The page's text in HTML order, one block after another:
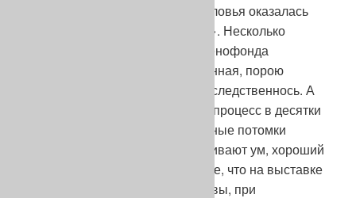
чтобы значительная часть поголовья оказалась
породненной на такую «звезду». Несколько
подобных «реверансов» и из генофонда
вытесняется действительно ценная, порою
определяющая суть породы наследственнось. А
инбридирование ускоряет этот процесс в десятки
раз. В первую очередь несчастные потомки
выставочных чемпионов утрачивают ум, хороший
характер, здоровье и все прочее, что на выставке
оценить толком никак нельзя. Увы, при